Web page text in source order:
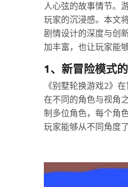
人心弦的故事情节。
玩家的沉浸感。本文
剧情设计的深度与创
加丰富，也让玩家能
1、新冒险模式
《别墅轮换游戏2》
在不同的角色与视角
制多位角色，每个角
玩家能够从不同角度